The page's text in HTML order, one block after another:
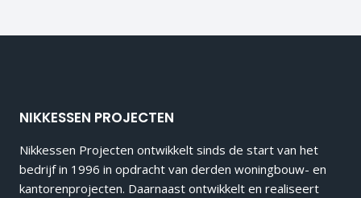
NIKKESSEN PROJECTEN
Nikkessen Projecten ontwikkelt sinds de start van het
bedrijf in 1996 in opdracht van derden woningbouw- en
kantorenprojecten. Daarnaast ontwikkelt en realiseert